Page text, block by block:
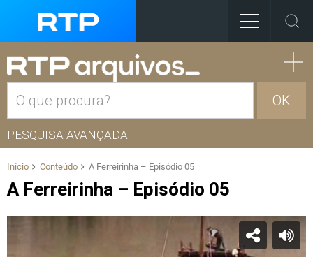
OK
PESQUISA AVANÇADA
Início Conteúdo A Ferreirinha – Episódio 05
A Ferreirinha – Episódio 05